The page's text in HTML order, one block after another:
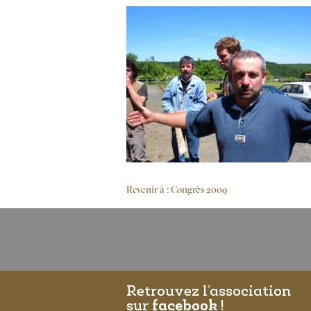
Revenir à : Congrès 2009
Retrouvez l’association
sur facebook !